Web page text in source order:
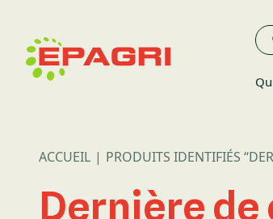
ACCUEIL PRODUITS IDENTIFIÉS
Dernière de